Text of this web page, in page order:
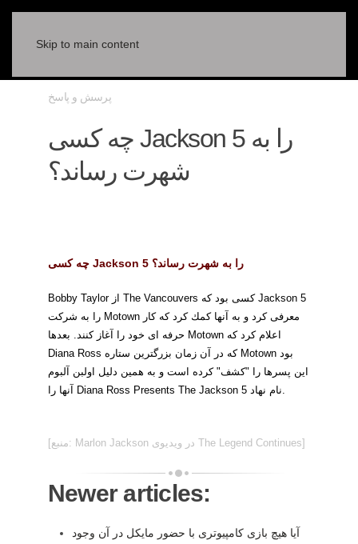
Skip to main content
پرسش و پاسخ
چه كسی Jackson 5 را به
شهرت رساند؟
چه كسی Jackson 5 را به شهرت رساند؟
Bobby Taylor از The Vancouvers كسی بود كه Jackson 5
را به شركت Motown معرفی كرد و به آنها كمك كرد كه كار
حرفه ای خود را آغاز كنند. بعدها Motown اعلام كرد كه
Diana Ross كه در آن زمان بزرگترين ستاره Motown بود
اين پسرها را "كشف" كرده است و به همين دليل اولبن آلبوم
آنها را Diana Ross Presents The Jackson 5 نام نهاد.
[منبع: Marlon Jackson در ويديوی The Legend Continues]
Newer articles:
آيا هيچ بازی کامپيوتری با حضور مايکل در آن وجود